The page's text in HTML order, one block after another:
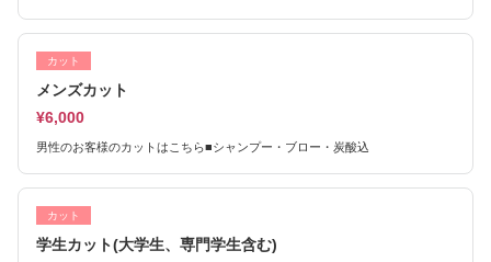
カット
メンズカット
¥6,000
男性のお客様のカットはこちら■シャンプー・ブロー・炭酸込
カット
学生カット(大学生、専門学生含む)